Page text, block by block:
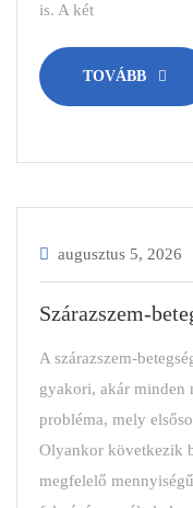
is. A két
TOVÁBB
augusztus 5, 2026
Szárazszem-
A szárazszem-
gyakori, akár minden
probléma, mely
Olyankor következik
megfelelő